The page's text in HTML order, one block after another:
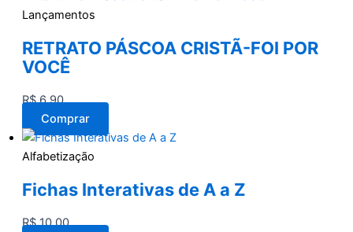
Lançamentos
RETRATO PÁSCOA CRISTÃ-FOI POR
VOCÊ
R$6,90
Comprar
Alfabetização
Fichas Interativas de A a Z
R$10,00